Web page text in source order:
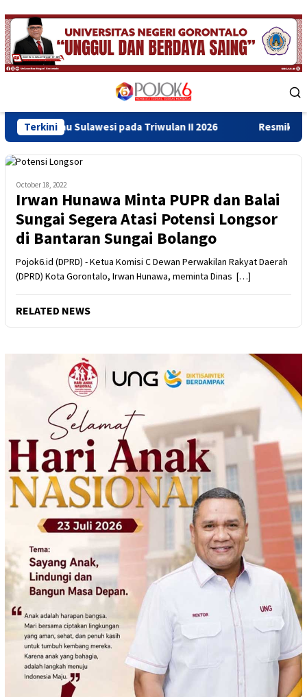
Skip
to
content
Menu
Terkinipada Triwulan II 2026 Resmikan Gedung Baru
October 18, 2022
Irwan Hunawa Minta PUPR dan Balai
Sungai Segera Atasi Potensi Longsor
di Bantaran Sungai Bolango
Pojok6.id (DPRD) - Ketua Komisi C Dewan Perwakilan Rakyat Daerah
(DPRD) Kota Gorontalo, Irwan Hunawa, meminta Dinas […]
RELATED NEWS